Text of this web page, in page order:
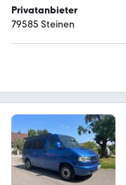
Privatanbieter
79585 Steinen